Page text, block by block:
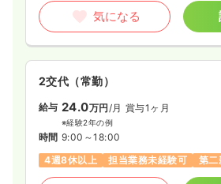
気になる
2交代（常勤）
給与 24.0万円 /月 賞与1ヶ月
※経験2年の例
時間 9:00～18:00
4週8休以上
担当業務未経験可 第二